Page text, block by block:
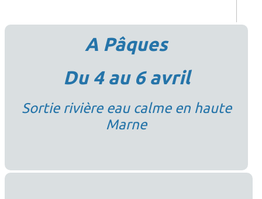
A Pâques
Du 4 au 6 avril
Sortie rivière eau calme en haute
Marne